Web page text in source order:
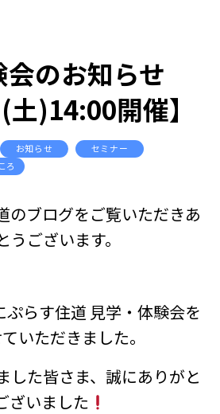
のお知らせ
土)14:00開催】
お知らせ
セミナー
ろ
のブログをご覧いただきあ
うございます。
らす住道 見学・体験会を
いただきました。
した皆さま、誠にありがと
ざいました